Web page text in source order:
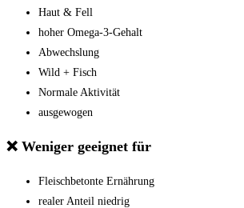
Haut & Fell
hoher Omega-3-Gehalt
Abwechslung
Wild + Fisch
Normale Aktivität
ausgewogen
❌ Weniger geeignet für
Fleischbetonte Ernährung
realer Anteil niedrig